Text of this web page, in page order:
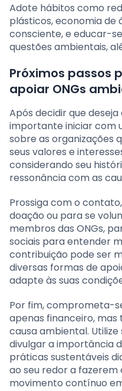
Adote hábitos como
plásticos, economia de
consciente, e educar-
questões ambientais,
Próximos passos
apoiar ONGs
Após decidir que
importante iniciar com
sobre as organizações
seus valores e
considerando seu
ressonância com as
Prossiga com o
doação ou para se
membros das ONGs,
sociais para entender
contribuição pode ser
diversas formas de
adapte às suas
Por fim, comprometa-
apenas financeiro,
causa ambiental.
divulgar a importância
práticas sustentáveis
ao seu redor a fazerem
movimento contínuo